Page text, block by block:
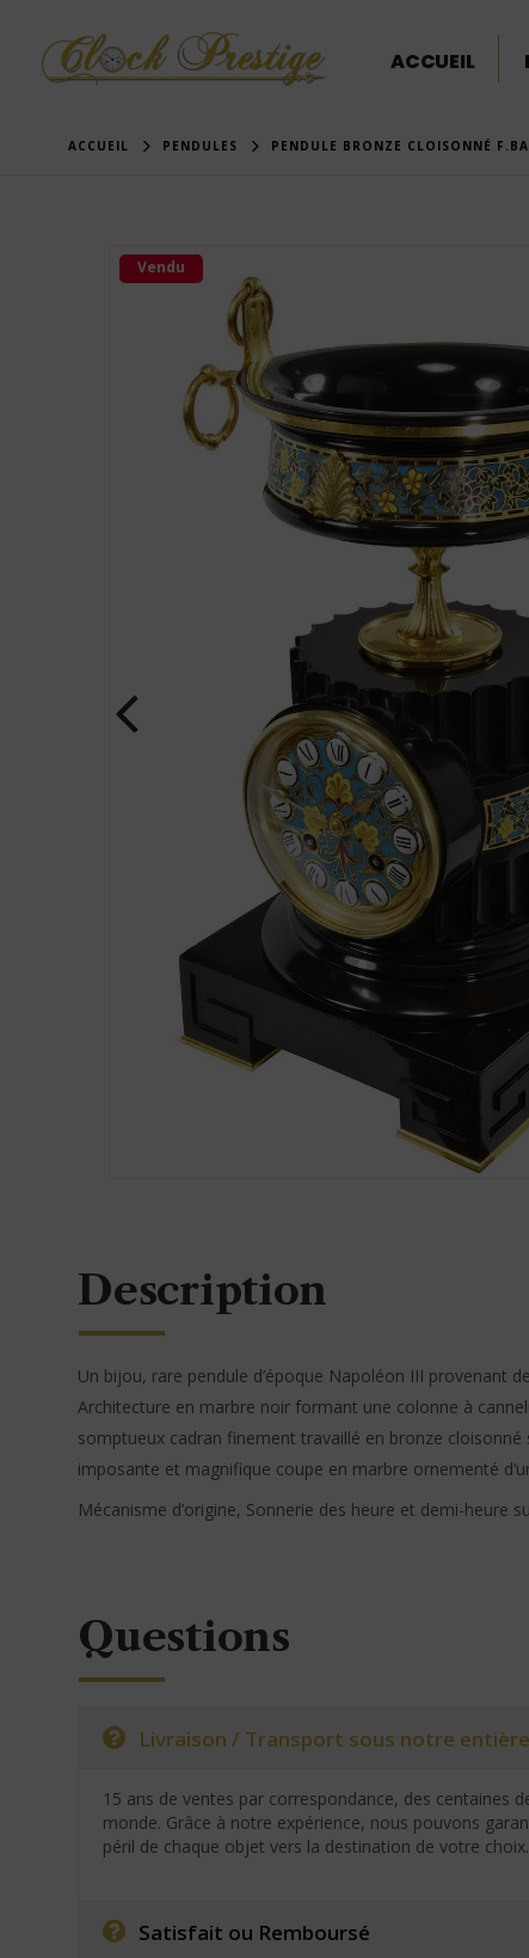
ACCUEIL
ACCUEIL PENDULES PENDULE BRONZE CLOISONNÉ
Vendu
Description
Un bijou, rare pendule d’époque Napoléon III provenant
Architecture en marbre noir formant une colonne à
somptueux cadran finement travaillé en bronze
imposante et magnifique coupe en marbre ornementé
Mécanisme d’origine, Sonnerie des heure et demi-heure
Questions
Livraison / Transport sous notre
15 ans de ventes par correspondance, des centaines
monde. Grâce à notre expérience, nous pouvons
péril de chaque objet vers la destination de votre choix.
Satisfait ou Remboursé